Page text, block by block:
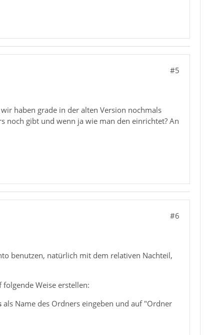
#5
haben grade in der alten Version nochmals
noch gibt und wenn ja wie man den einrichtet? An
#6
benutzen, natürlich mit dem relativen Nachteil,
Weise erstellen:
als Name des Ordners eingeben und auf "Ordner